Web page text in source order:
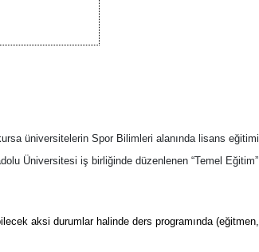
üniversitelerin Spor Bilimleri alanında lisans eğitimi
Üniversitesi iş birliğinde düzenlenen “Temel Eğitim”
aksi durumlar halinde ders programında (eğitmen,